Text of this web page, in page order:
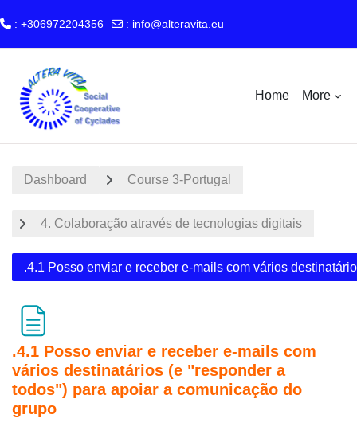
: +306972204356 : info@alteravita.eu
Home More
Dashboard Course 3-Portugal
4. Colaboração através de tecnologias digitais
.4.1 Posso enviar e receber e-mails com vários
.4.1 Posso enviar e receber e-mails com
vários destinatários (e "responder a
todos") para apoiar a comunicação do
grupo